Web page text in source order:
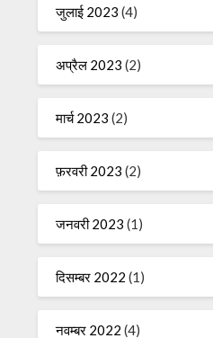
जुलाई 2023 (4)
अप्रैल 2023 (2)
मार्च 2023 (2)
फ़रवरी 2023 (2)
जनवरी 2023 (1)
दिसम्बर 2022 (1)
नवम्बर 2022 (4)